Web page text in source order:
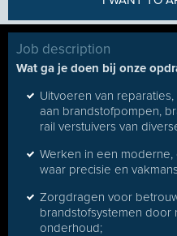
Job description
Wat ga je doen bij onze
Uitvoeren van
aan brandstofpompen,
rail verstuivers van
Werken in een
waar precisie en
Zorgdragen voor
brandstofsystemen door
onderhoud;